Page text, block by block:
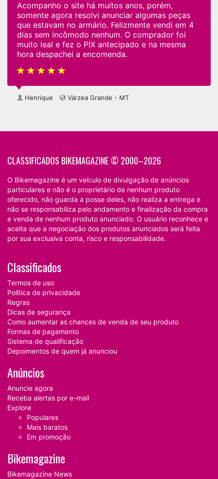
Acompanho o site há muitos anos, porém,
somente agora resolvi anunciar algumas peças
que estavam no armário. Felizmente vendi em 4
dias sem incômodo nenhum. O comprador foi
muito leal e fez o PIX antecipado e na mesma
hora despachei a encomenda.
Henrique Várzea Grande - MT
CLASSIFICADOS BIKEMAGAZINE © 2000–2026
O Bikemagazine é um veículo de divulgação de anúncios
particulares e não é o proprietário de nenhum produto
oferecido, não guarda a posse deles, não realiza a entrega e
não se responsabiliza pelo andamento e finalização da compra
e venda de nenhum produto anunciado. O usuário reconhece e
aceita que a negociação dos produtos anunciados será feita
por sua exclusiva conta, risco e responsabilidade.
Classificados
Termos de uso
Política de privacidade
Regras
Dicas de segurança
Como aumentar as chances de venda de seu produto
Formas de pagamento
Sistema de qualificação
Depoimentos de quem já anunciou
Anúncios
Anuncie agora
Receba alertas por e-mail
Explore
Populares
Mais baratos
Em promoção
Bikemagazine
Bikemagazine News